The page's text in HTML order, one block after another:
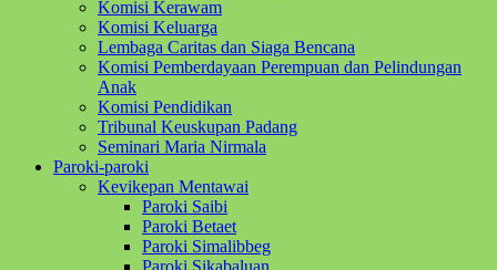
Komisi Kerawam
Komisi Keluarga
Lembaga Caritas dan Siaga Bencana
Komisi Pemberdayaan Perempuan dan Pelindungan
Anak
Komisi Pendidikan
Tribunal Keuskupan Padang
Seminari Maria Nirmala
Paroki-paroki
Kevikepan Mentawai
Paroki Saibi
Paroki Betaet
Paroki Simalibbeg
Paroki Sikabaluan